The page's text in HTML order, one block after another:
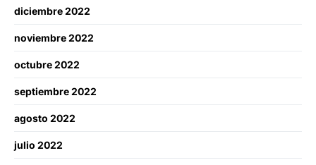
diciembre 2022
noviembre 2022
octubre 2022
septiembre 2022
agosto 2022
julio 2022